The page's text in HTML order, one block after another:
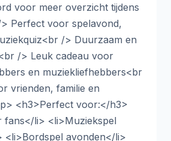
voor meer overzicht tijdens
Perfect voor spelavond,
/> Duurzaam en
/> Leuk cadeau voor
en muziekliefhebbers<br
vrienden, familie en
<h3>Perfect voor:</h3>
fans</li> <li>Muziekspel
<li>Bordspel avonden</li>